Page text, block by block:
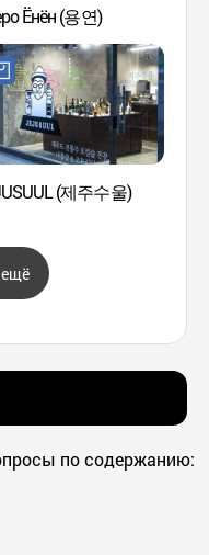
Ёнён (용연)
(제주수울)
по содержанию: